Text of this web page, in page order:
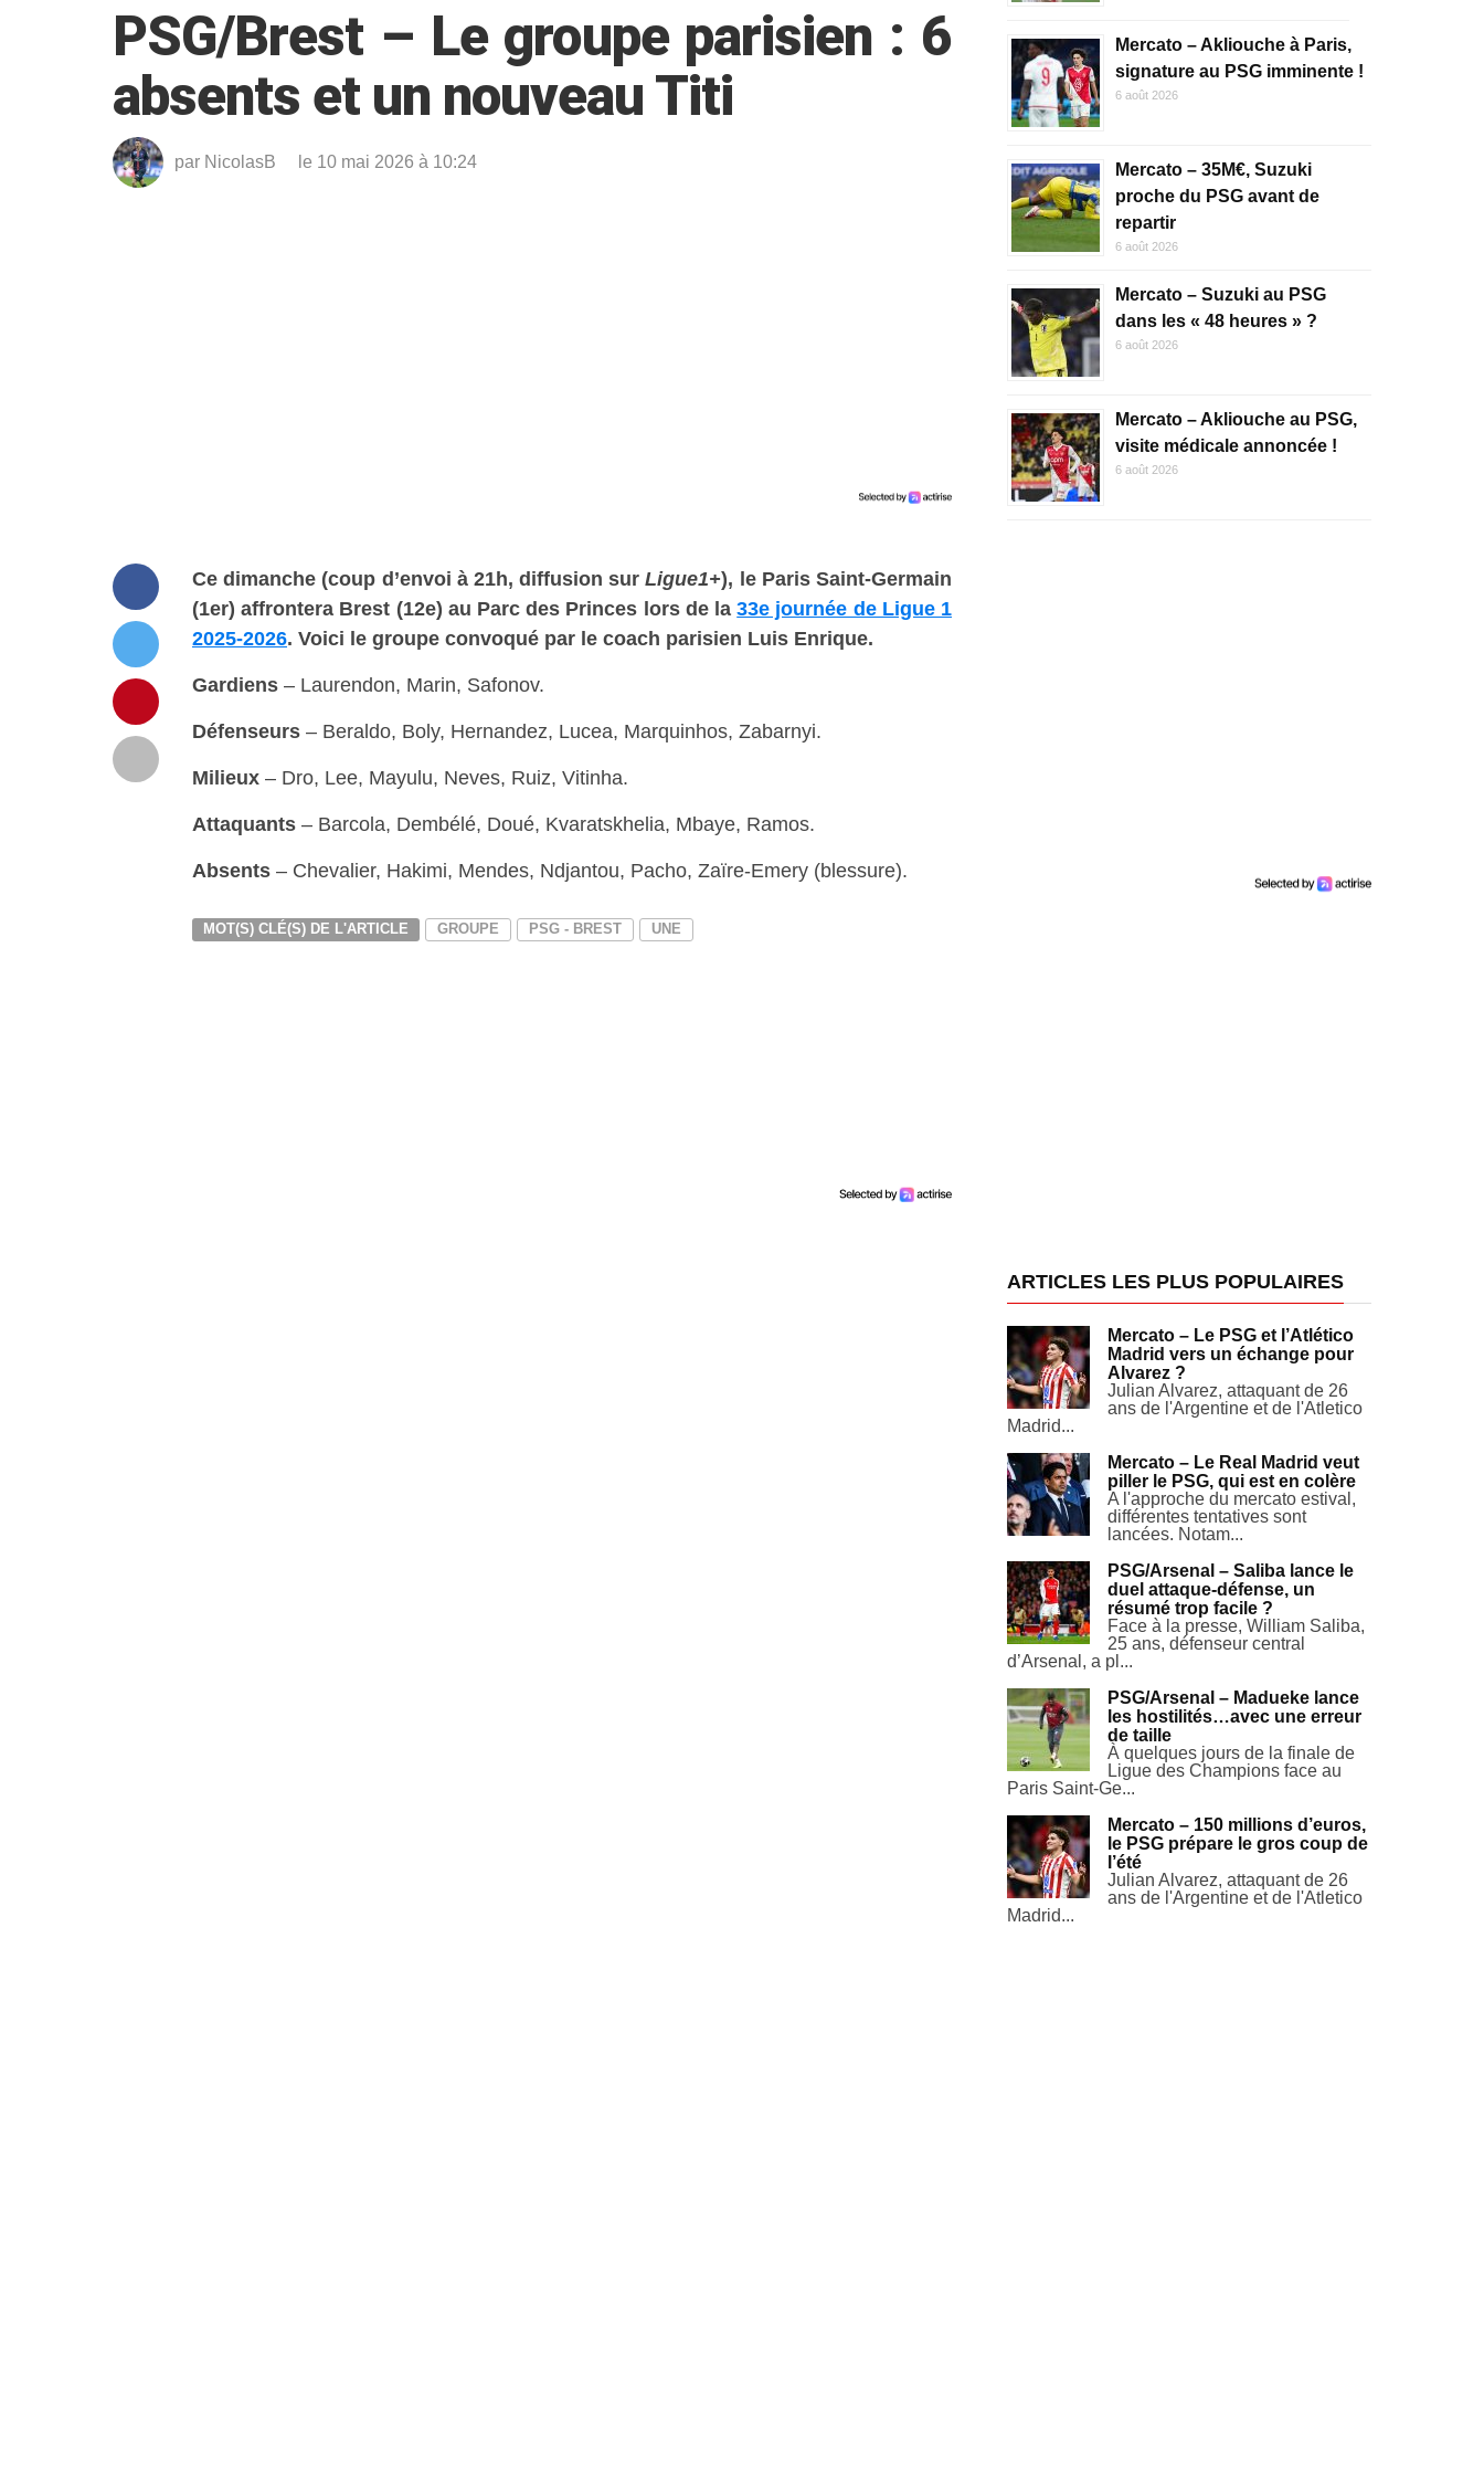
PSG/Brest – Le groupe parisien : 6
absents et un nouveau Titi
par NicolasB le 10 mai 2026 à 10:24
Cedimanche (coup d’envoi à 21h, diffusion surLigue1+), le Paris Saint-Germain
(1er) affrontera Brest (12e) au Parc des Princes lors de la33e journée de Ligue 1
2025-2026. Voici le groupe convoqué par le coach parisien Luis Enrique.
Gardiens – Laurendon, Marin, Safonov.
Défenseurs – Beraldo, Boly, Hernandez, Lucea, Marquinhos, Zabarnyi.
Milieux – Dro, Lee, Mayulu, Neves, Ruiz, Vitinha.
Attaquants – Barcola, Dembélé, Doué, Kvaratskhelia, Mbaye, Ramos.
Absents – Chevalier, Hakimi, Mendes, Ndjantou, Pacho, Zaïre-Emery (blessure).
MOT(S) CLÉ(S) DE L'ARTICLE GROUPE PSG - BREST UNE
Mercato – Akliouche à Paris,
signature au PSG imminente !
6 août 2026
Mercato – 35M€, Suzuki
proche du PSG avant de
repartir
6 août 2026
Mercato – Suzuki au PSG
dans les « 48 heures » ?
6 août 2026
Mercato – Akliouche au PSG,
visite médicale annoncée !
6 août 2026
ARTICLES LES PLUS POPULAIRES
Mercato – Le PSG et l’Atlético
Madrid vers un échange pour
Alvarez ?
Julian Alvarez, attaquant de 26
ans de l'Argentine et de l'Atletico
Madrid...
Mercato – Le Real Madrid veut
piller le PSG, qui est en colère
A l'approche du mercato estival,
différentes tentatives sont
lancées. Notam...
PSG/Arsenal – Saliba lance le
duel attaque-défense, un
résumé trop facile ?
Face à la presse, William Saliba,
25 ans, défenseur central
d’Arsenal, a pl...
PSG/Arsenal – Madueke lance
les hostilités…avec une erreur
de taille
À quelques jours de la finale de
Ligue des Champions face au
Paris Saint-Ge...
Mercato – 150 millions d’euros,
le PSG prépare le gros coup de
l’été
Julian Alvarez, attaquant de 26
ans de l'Argentine et de l'Atletico
Madrid...